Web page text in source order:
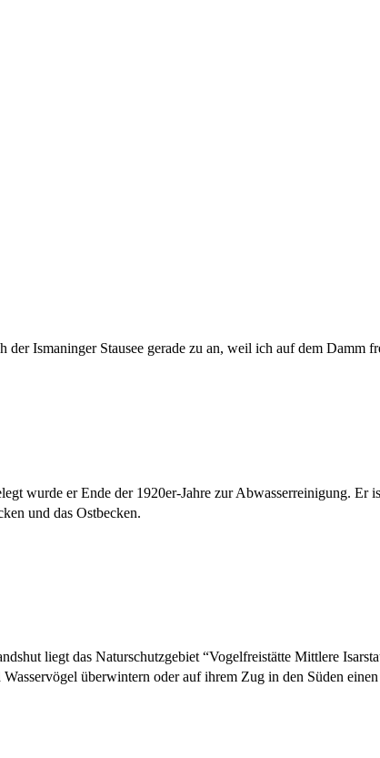
Ismaninger Stausee gerade zu an, weil ich auf dem Damm
wurde er Ende der 1920er-Jahre zur Abwasserreinigung.
und das Ostbecken.
liegt das Naturschutzgebiet “Vogelfreistätte Mittlere
überwintern oder auf ihrem Zug in den Süden